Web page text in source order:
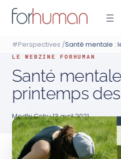
Aller
#Perspectives /Santé mentale :
LE WEBZINE FORHUMAN
Santé
printemps
Medhi Cohu·13 avril 2021